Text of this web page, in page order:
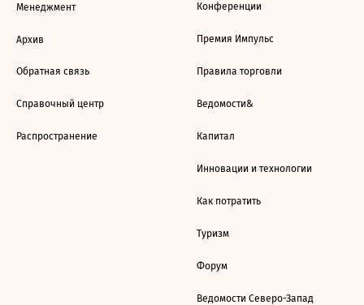
Менеджмент
Архив
Обратная связь
Справочный центр
Распространение
Конференции
Премия Импульс
Правила торговли
Ведомости&
Капитал
Инновации и технологии
Как потратить
Туризм
Форум
Ведомости Северо-Запад